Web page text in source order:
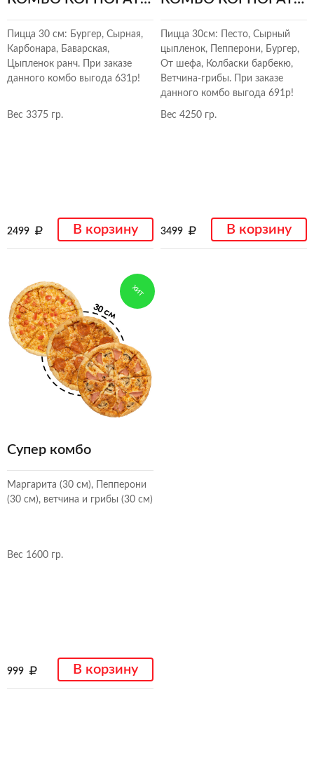
Пицца 30 см: Бургер, Сырная,
Карбонара, Баварская,
Цыпленок ранч. При заказе
данного комбо выгода 631р!
Вес 3375 гр.
2499 В корзину
Пицца 30см: Песто, Сырный
цыпленок, Пепперони, Бургер,
От шефа, Колбаски барбекю,
Ветчина-грибы. При заказе
данного комбо выгода 691р!
Вес 4250 гр.
3499 В корзину
ХИТ
Супер комбо
Маргарита (30 см), Пепперони
(30 см), ветчина и грибы (30 см)
Вес 1600 гр.
999 В корзину